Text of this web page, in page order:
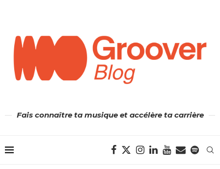
Fais connaître ta musique et accélère ta carrière